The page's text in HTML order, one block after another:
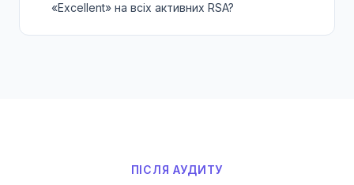
«Excellent» на всіх активних RSA?
ПІСЛЯ АУДИТУ